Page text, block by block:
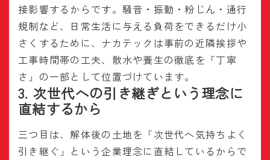
接影響するからです。騒音・振動・粉じん・通行
規制など、日常生活に与える負荷をできるだけ小
さくするために、ナカテックは事前の近隣挨拶や
工事時間帯の工夫、散水や養生の徹底を「丁寧
さ」の一部として位置づけています。
3. 次世代への引き継ぎという理念に
直結するから
三つ目は、解体後の土地を「次世代へ気持ちよく
引き継ぐ」という企業理念に直結しているからで